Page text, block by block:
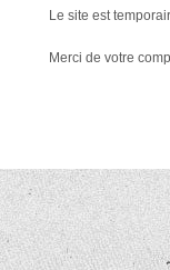
Le site est
Merci de votre